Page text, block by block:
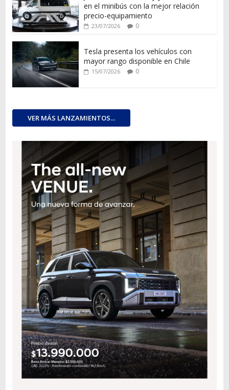
en el minibús con la mejor relación
precio-equipamiento
23/07/2026 0
Tesla presenta los vehículos con
mayor rango disponible en Chile
15/07/2026 0
VER MÁS LANZAMIENTOS...